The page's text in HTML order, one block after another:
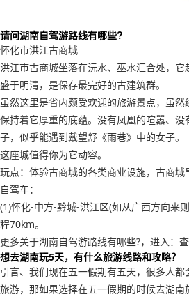
请问湖南自驾游路线有哪些?
怀化市洪江古商城
洪江市古商城坐落在沅水、巫水汇合处，
盛于明清，是保存最完好的古建筑群。
虽然这里是省内颇受欢迎的旅游景点，虽
保持着它厚重的底蕴。没有凤凰的喧嚣、
子，似乎能遇到戴望舒《雨巷》中的女子。
这座城值得你为它动容。
玩点：体验古商城的各类商业设施，古商城
自驾车：
(1)怀化-中方-黔城-洪江区(如从广西方向来
程70km。
更多关于湖南自驾游路线有哪些?，进入：
想去湖南玩5天，有什么旅游线路和攻略？
引言、我们现在五一假期有五天，很多人
旅游，那如果选择在五一假期的时候去湖